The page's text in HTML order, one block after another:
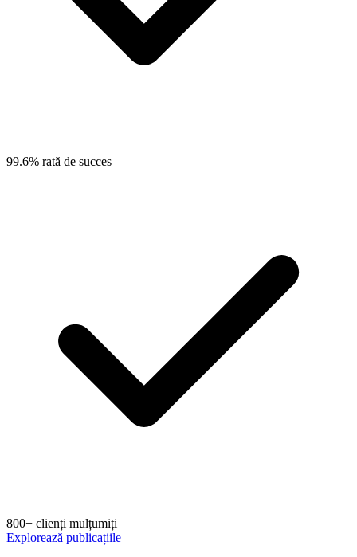
99.6% rată de succes
800+ clienți mulțumiți
Explorează publicațiile